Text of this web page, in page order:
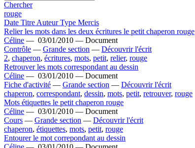
Chercher
rouge
Date Titre AuteurType Mercis
Relier les mots dans les deux écritures le petit chaperon rouge
Céline — 03/01/2010 — Document
Contrôle — Grande section — Découvrir l'écrit
2, chaperon, écritures, mots, petit, relier, rouge
Retrouver les mots correspondant au dessin
Céline — 03/01/2010 — Document
Fiche d'activité — Grande section — Découvrir l'écrit
chaperon, correspondant, dessin, mots, petit, retrouver, rouge
Mots étiquettes le petit chaperon rouge
Céline — 03/01/2010 — Document
Cours — Grande section — Découvrir l'écrit
chaperon, étiquettes, mots, petit, rouge
Entourer le mot correpondant au dessin